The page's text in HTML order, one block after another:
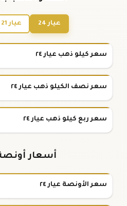
عيار 24 عيار 21
سعر كيلو ذهب عيار ٢٤
سعر نصف الكيلو ذهب عيار ٢٤
سعر ربع كيلو ذهب عيار ٢٤
أسعار
سعر الأونصة عيار ٢٤